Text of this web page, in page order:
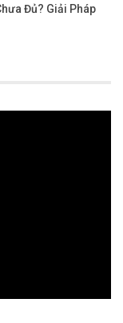
Đủ? Giải Pháp